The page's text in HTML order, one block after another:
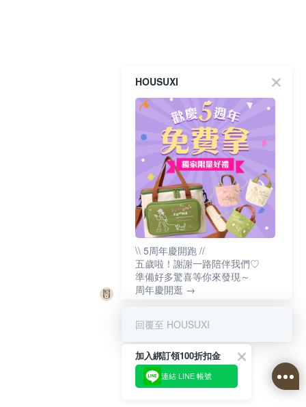
HOUSUXI
\\ 5周年慶開跑 //
五歲啦！謝謝一路陪伴我們♡
準備好多驚喜等你來發現～
周年慶開逛 →
回覆至 HOUSUXI
加入綁訂領100折扣金
連結 LINE 帳號